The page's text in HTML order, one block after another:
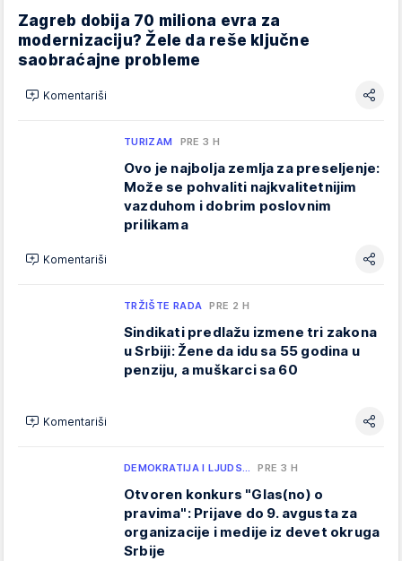
Zagreb dobija 70 miliona evra za
modernizaciju? Žele da reše ključne
saobraćajne probleme
Komentariši
TURIZAM PRE 3 H
Ovo je najbolja zemlja za preseljenje:
Može se pohvaliti najkvalitetnijim
vazduhom i dobrim poslovnim
prilikama
Komentariši
TRŽIŠTE RADA PRE 2 H
Sindikati predlažu izmene tri zakona
u Srbiji: Žene da idu sa 55 godina u
penziju, a muškarci sa 60
Komentariši
DEMOKRATIJA I LJUDS… PRE 3 H
Otvoren konkurs "Glas(no) o
pravima": Prijave do 9. avgusta za
organizacije i medije iz devet okruga
Srbije